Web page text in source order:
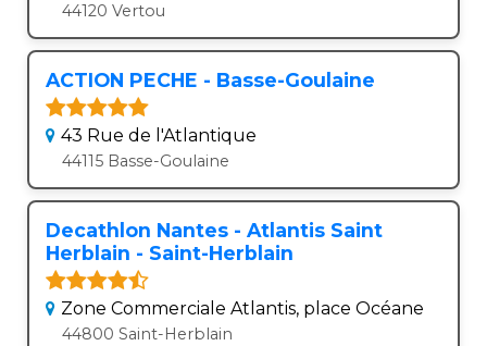
44120 Vertou
ACTION PECHE - Basse-Goulaine
43 Rue de l'Atlantique
44115 Basse-Goulaine
Decathlon Nantes - Atlantis Saint
Herblain - Saint-Herblain
Zone Commerciale Atlantis, place Océane
44800 Saint-Herblain